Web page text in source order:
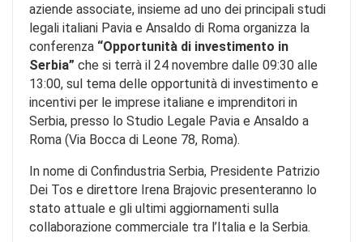
aziende associate, insieme ad uno dei principali studi
legali italiani Pavia e Ansaldo di Roma organizza la
conferenza “Opportunità di investimento in
Serbia” che si terrà il 24 novembre dalle 09:30 alle
13:00, sul tema delle opportunità di investimento e
incentivi per le imprese italiane e imprenditori in
Serbia, presso lo Studio Legale Pavia e Ansaldo a
Roma (Via Bocca di Leone 78, Roma).
In nome di Confindustria Serbia, Presidente Patrizio
Dei Tos e direttore Irena Brajovic presenteranno lo
stato attuale e gli ultimi aggiornamenti sulla
collaborazione commerciale tra l’Italia e la Serbia.